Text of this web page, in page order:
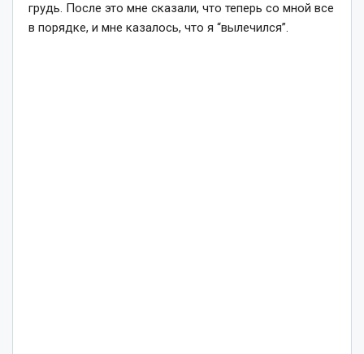
грудь. После это мне сказали, что теперь со мной все
в порядке, и мне казалось, что я “вылечился”.